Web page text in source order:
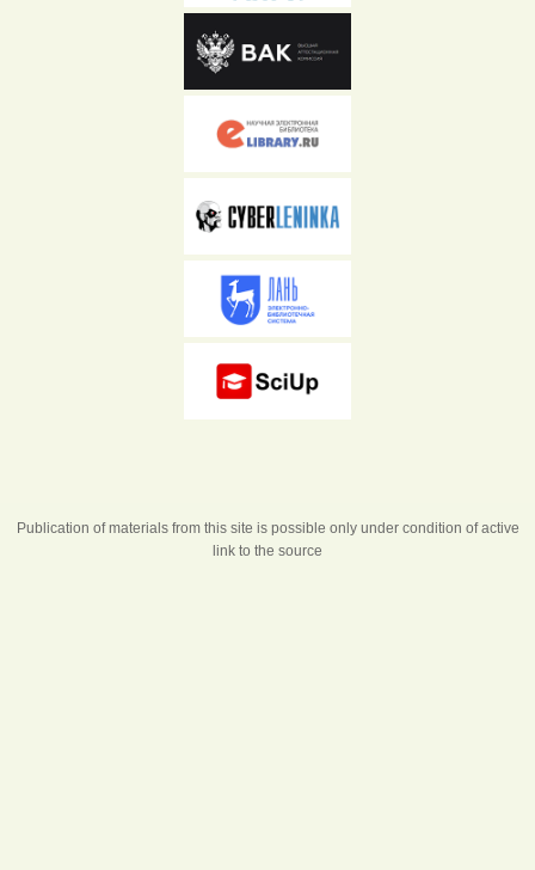
Publication of materials from this site is possible only under condition of active
link to the source